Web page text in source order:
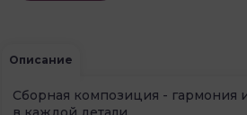
Описание
Сборная композиция - гармония